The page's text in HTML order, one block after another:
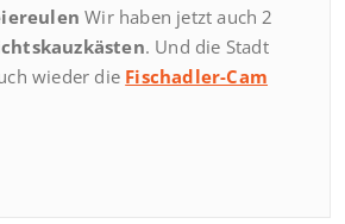
Wir haben jetzt auch 2
. Und die Stadt
wieder die Fischadler-Cam